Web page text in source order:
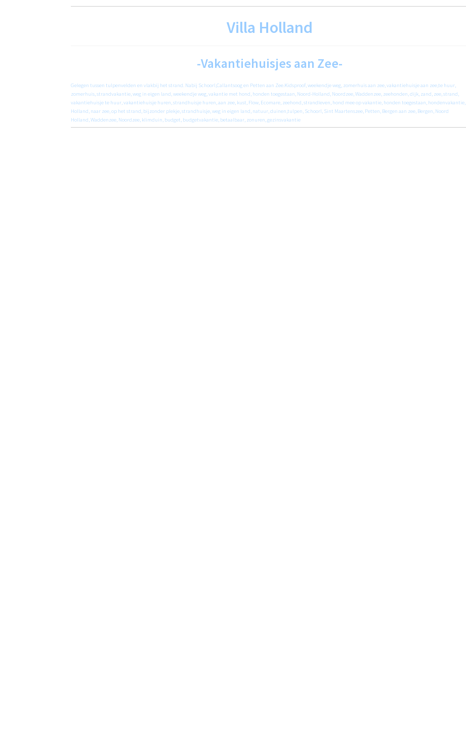
Villa Holland
-Vakantiehuisjes aan Zee-
Gelegen tussen tulpenvelden en vlakbij het strand. Nabij Schoorl,Callantsoog en Petten aan Zee.Kidsproof, weekendje weg, zomerhuis aan zee, vakantiehuisje aan zee,te huur,
zomerhuis, strandvakantie, weg in eigen land, weekendje weg, vakantie met hond, honden toegestaan, Noord-Holland, Noordzee, Waddenzee, zeehonden, dijk, zand, zee, strand,
vakantiehuisje te huur, vakantiehuisje huren, strandhuisje huren, aan zee, kust, Flow, Ecomare, zeehond, strandleven, hond mee op vakantie, honden toegestaan, hondenvakantie,
Holland, naar zee, op het strand, bijzonder plekje, strandhuisje, weg in eigen land, natuur, duinen,tulpen, Schoorl, Sint Maartenszee, Petten, Bergen aan zee, Bergen, Noord
Holland, Waddenzee, Noordzee, klimduin, budget, budgetvakantie, betaalbaar, zonuren, gezinsvakantie